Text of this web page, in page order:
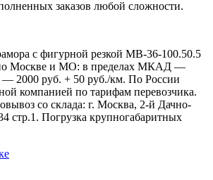
заказов любой сложности.
с фигурной резкой МВ-36-100.50.5
по Москве и МО: в пределах МКАД —
2000 руб. + 50 руб./км. По России
компанией по тарифам перевозчика.
со склада: г. Москва, 2-й Дачно-
стр.1. Погрузка крупногабаритных